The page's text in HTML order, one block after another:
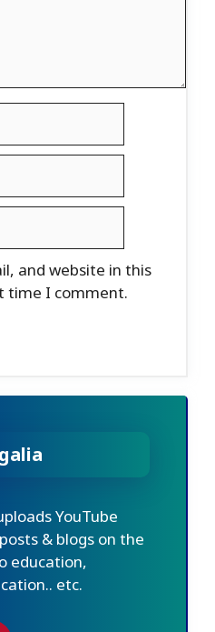
and website in this
time I comment.
YouTube
& blogs on the
education,
etc.